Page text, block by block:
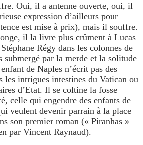
Oui, il a antenne ouverte, oui, il
expression d’ailleurs pour
est mise à prix), mais il souffre.
il la livre plus crûment à Lucas
Régy dans les colonnes de
submergé par la merde et la solitude
de Naples n’écrit pas des
les intrigues intestines du Vatican ou
d’Etat. Il se coltine la fosse
celle qui engendre des enfants de
veulent devenir parrain à la place
son premier roman (« Piranhas »
par Vincent Raynaud).